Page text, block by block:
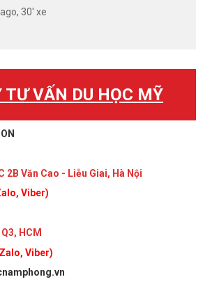
30' xe
TƯ VẤN DU HỌC MỸ
2B Văn Cao - Liễu Giai, Hà Nội
Viber)
HCM
Viber)